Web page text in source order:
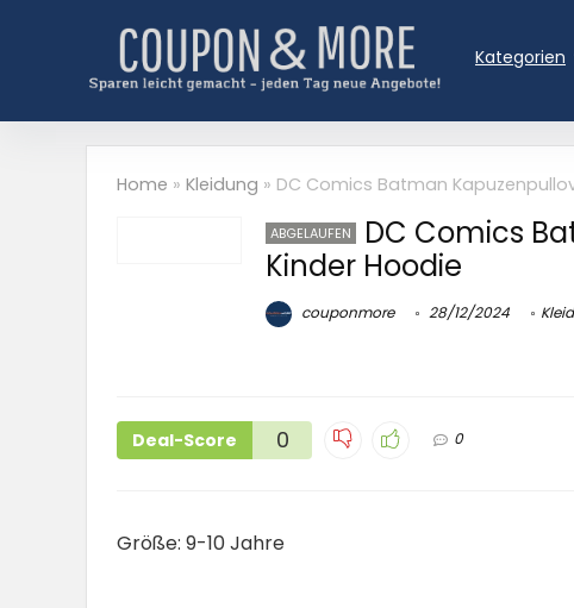
Kategorien
Home » Kleidung » DC Comics Batman
ABGELAUFEN
DC Comics
Kinder Hoodie
couponmore 28/12/2024
Deal-Score 0 0
Größe: 9-10 Jahre